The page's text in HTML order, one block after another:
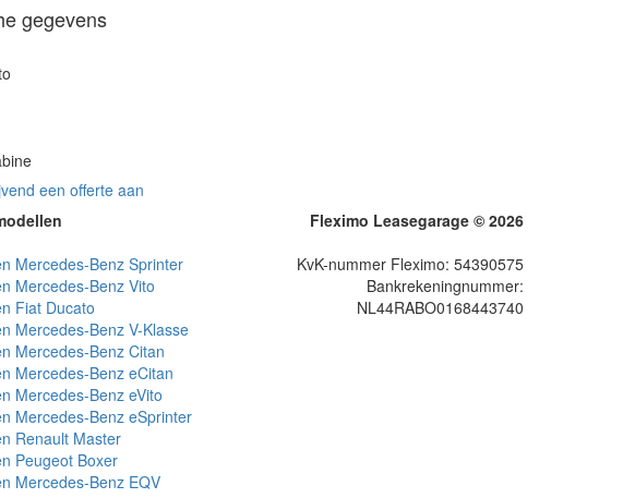
gegevens
een offerte aan
Mercedes-Benz Sprinter
Mercedes-Benz Vito
Fiat Ducato
Mercedes-Benz V-Klasse
Mercedes-Benz Citan
Mercedes-Benz eCitan
Mercedes-Benz eVito
Mercedes-Benz eSprinter
Renault Master
Peugeot Boxer
Mercedes-Benz EQV
Fleximo Leasegarage © 2026
KvK-nummer Fleximo: 54390575
Bankrekeningnummer:
NL44RABO0168443740